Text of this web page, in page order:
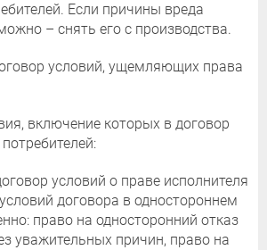
Если причины вреда
– снять его с производства.
условий, ущемляющих права
включение которых в договор
условий о праве исполнителя
договора в одностороннем
право на односторонний отказ
уважительных причин, право на